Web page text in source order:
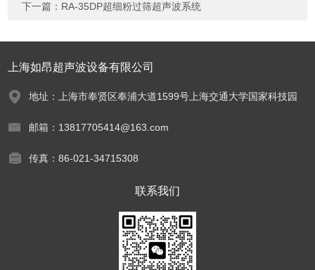
下一篇： RA-35DP超细粉过筛超声波系统
上海如昂超声波设备有限公司
地址：上海市奉贤区奉浦大道1599号上海交通大学国家科技园
邮箱：13817705414@163.com
传真：86-021-34715308
联系我们